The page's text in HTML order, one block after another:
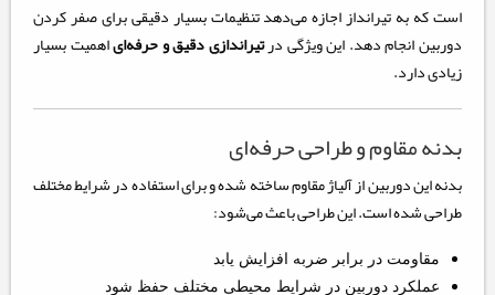
است که به تیرانداز اجازه می‌دهد تنظیمات بسیار دقیقی برای صفر کردن
دوربین انجام دهد. این ویژگی درتیراندازی دقیق و حرفه‌ایاهمیت بسیار
زیادی دارد.
بدنه مقاوم و طراحی حرفه‌ای
بدنه این دوربین از آلیاژ مقاوم ساخته شده و برای استفاده در شرایط مختلف
طراحی شده است. این طراحی باعث می‌شود:
مقاومت در برابر ضربه افزایش یابد
عملکرد دوربین در شرایط محیطی مختلف حفظ شود